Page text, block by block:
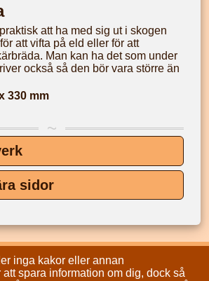
att ha med sig ut i skogen
att vifta på eld eller för att
Man kan ha det som under
också så den bör vara större än
330 mm
sidor
inga kakor eller annan
spara information om dig, dock så